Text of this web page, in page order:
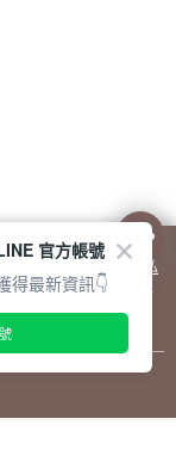
之詳情，及若您不希
，請參閱本網站「
隱私
意本公司得按本網站使
官方帳號
得最新資訊👇